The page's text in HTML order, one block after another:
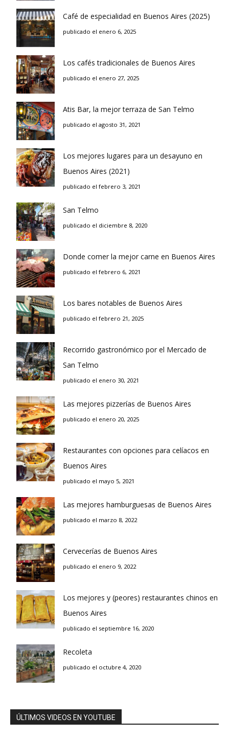
Café de especialidad en Buenos Aires (2025)
publicado el enero 6, 2025
Los cafés tradicionales de Buenos Aires
publicado el enero 27, 2025
Atis Bar, la mejor terraza de San Telmo
publicado el agosto 31, 2021
Los mejores lugares para un desayuno en
Buenos Aires (2021)
publicado el febrero 3, 2021
San Telmo
publicado el diciembre 8, 2020
Donde comer la mejor carne en Buenos Aires
publicado el febrero 6, 2021
Los bares notables de Buenos Aires
publicado el febrero 21, 2025
Recorrido gastronómico por el Mercado de
San Telmo
publicado el enero 30, 2021
Las mejores pizzerías de Buenos Aires
publicado el enero 20, 2025
Restaurantes con opciones para celíacos en
Buenos Aires
publicado el mayo 5, 2021
Las mejores hamburguesas de Buenos Aires
publicado el marzo 8, 2022
Cervecerías de Buenos Aires
publicado el enero 9, 2022
Los mejores y (peores) restaurantes chinos en
Buenos Aires
publicado el septiembre 16, 2020
Recoleta
publicado el octubre 4, 2020
ÚLTIMOS VIDEOS EN YOUTUBE